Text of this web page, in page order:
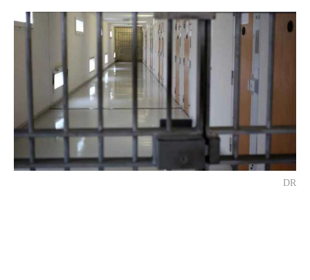
DR